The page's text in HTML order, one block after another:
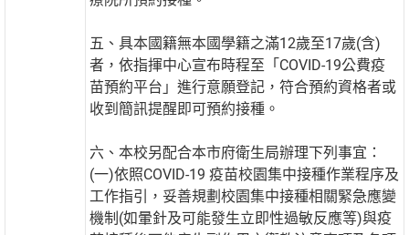
五、具本國籍無本國學籍之滿12歲至17歲(含)
者，依指揮中心宣布時程至「COVID-19公費疫
苗預約平台」進行意願登記，符合預約資格者或
收到簡訊提醒即可預約接種。
六、本校另配合本市府衛生局辦理下列事宜：
(一)依照COVID-19 疫苗校園集中接種作業程序及
工作指引，妥善規劃校園集中接種相關緊急應變
機制(如暈針及可能發生立即性過敏反應等)與疫